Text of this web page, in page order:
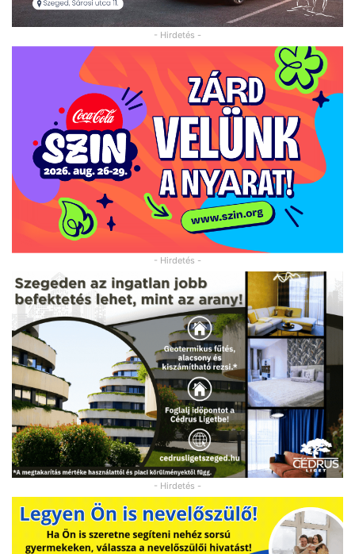
- Hirdetés -
- Hirdetés -
- Hirdetés -